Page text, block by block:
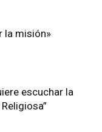
la misión»
escuchar la